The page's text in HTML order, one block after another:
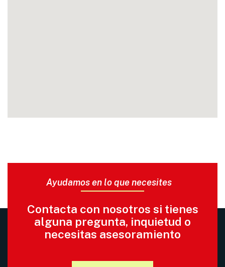
Ayudamos en lo que necesites
Contacta con nosotros si tienes
alguna pregunta, inquietud o
necesitas asesoramiento